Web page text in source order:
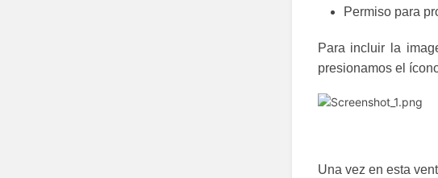
Permiso para
Para incluir la
presionamos el
Una vez en esta